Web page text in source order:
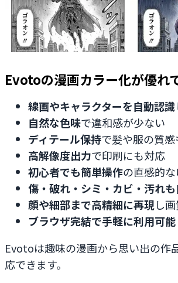
Evotoの漫画カラー化が優れ
線画やキャラクターを自動認識
自然な色味で違和感が少ない
ディテール保持で髪や服の質感
高解像度出力で印刷にも対応
初心者でも簡単操作の直感的な
傷・破れ・シミ・カビ・汚れ
顔や細部まで高精細に再現し
ブラウザ完結で手軽に利用可能
Evotoは趣味の漫画から思い出の作
応できます。